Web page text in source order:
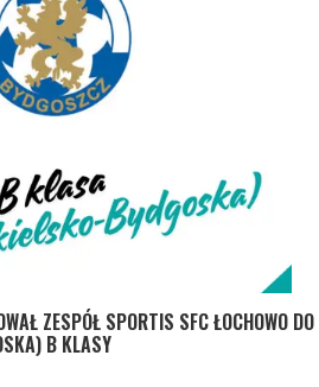
ZESPÓŁ SPORTIS SFC ŁOCHOWO DO
B KLASY